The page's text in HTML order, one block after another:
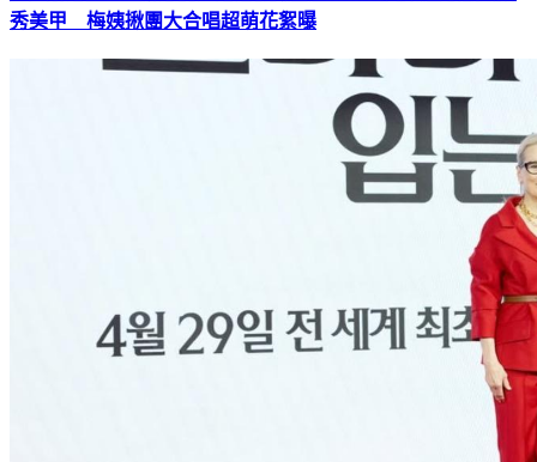
畫面太美！IVE張員瑛全英文專訪《PRADA惡魔》安海瑟薇